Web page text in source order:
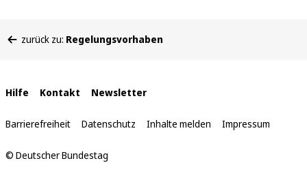
befinden
zurück zu: Regelungsvorhaben
Interne
Links
Hilfe Kontakt Newsletter
Barrierefreiheit Datenschutz Inhalte melden Impressum
© Deutscher Bundestag